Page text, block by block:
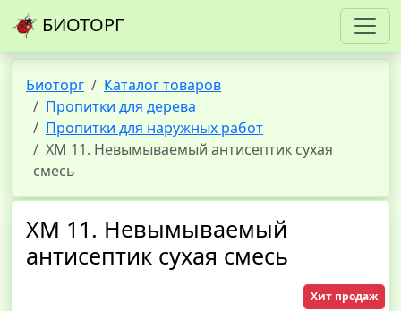
БИОТОРГ
Биоторг
Каталог товаров
Пропитки для дерева
Пропитки для наружных работ
ХМ 11. Невымываемый антисептик сухая
смесь
ХМ 11. Невымываемый
антисептик сухая смесь
Хит продаж